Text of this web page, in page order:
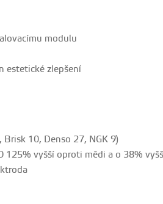
modulu
estetické zlepšení
10, Denso 27, NGK 9)
vyšší oproti mědi a o 38%